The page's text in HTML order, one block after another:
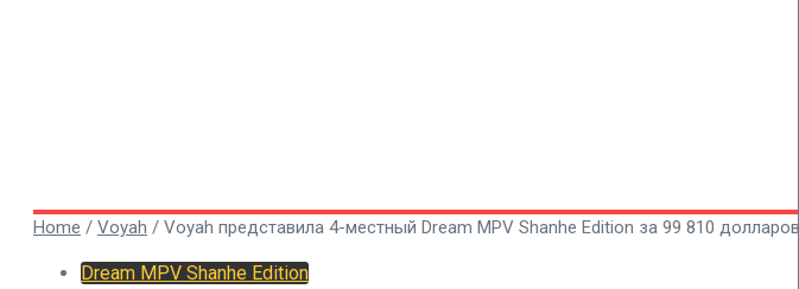
Home / Voyah / Voyah представила 4-местный Dream MPV Shanhe Edition за 99 810 долларов
Dream MPV Shanhe Edition